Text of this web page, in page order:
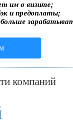
им о визите;
и предоплаты;
компаний